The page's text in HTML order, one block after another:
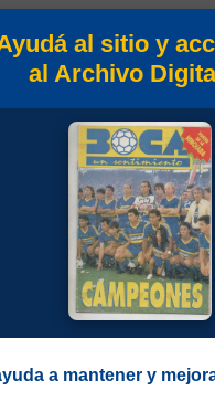
al sitio y
al Archivo
a mantener y